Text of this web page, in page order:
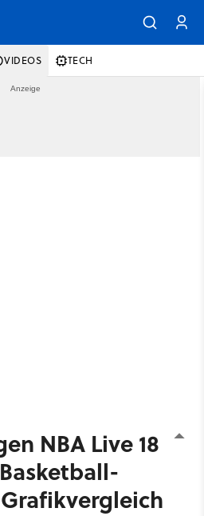
VIDEOS TECH
NBA Live 18